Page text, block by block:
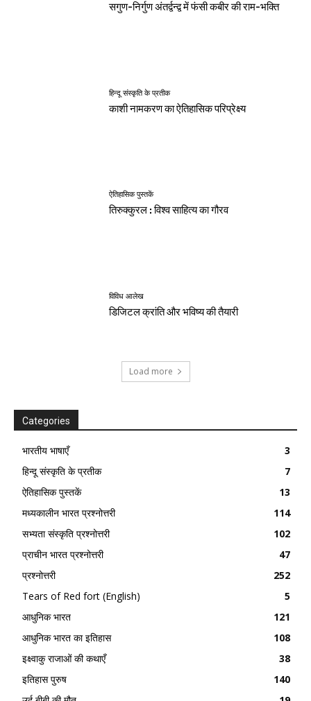
सगुण-निर्गुण अंतर्द्वन्द्व में फंसी कबीर की राम-भक्ति
हिन्दू संस्कृति के प्रतीक
काशी नामकरण का ऐतिहासिक परिप्रेक्ष्य
ऐतिहासिक पुस्तकें
तिरुक्कुरल : विश्व साहित्य का गौरव
विविध आलेख
डिजिटल क्रांति और भविष्य की तैयारी
Load more
Categories
भारतीय भाषाएँ
3
हिन्दू संस्कृति के प्रतीक
7
ऐतिहासिक पुस्तकें
13
मध्यकालीन भारत प्रश्नोत्तरी
114
सभ्यता संस्कृति प्रश्नोत्तरी
102
प्राचीन भारत प्रश्नोत्तरी
47
प्रश्नोत्तरी
252
Tears of Red fort (English)
5
आधुनिक भारत
121
आधुनिक भारत का इतिहास
108
इक्ष्वाकु राजाओं की कथाएँ
38
इतिहास पुरुष
140